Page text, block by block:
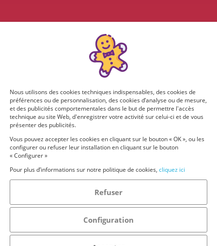
Nous utilisons des cookies techniques indispensables, des cookies de
préférences ou de personnalisation, des cookies d’analyse ou de mesure,
et des publicités comportementales dans le but de permettre l'accès
technique au site Web, d'enregistrer votre activité sur celui-ci et de vous
présenter des publicités.
Vous pouvez accepter les cookies en cliquant sur le bouton « OK », ou les
configurer ou refuser leur installation en cliquant sur le bouton
« Configurer »
Pour plus d’informations sur notre politique de cookies, cliquez ici
Refuser
Configuration